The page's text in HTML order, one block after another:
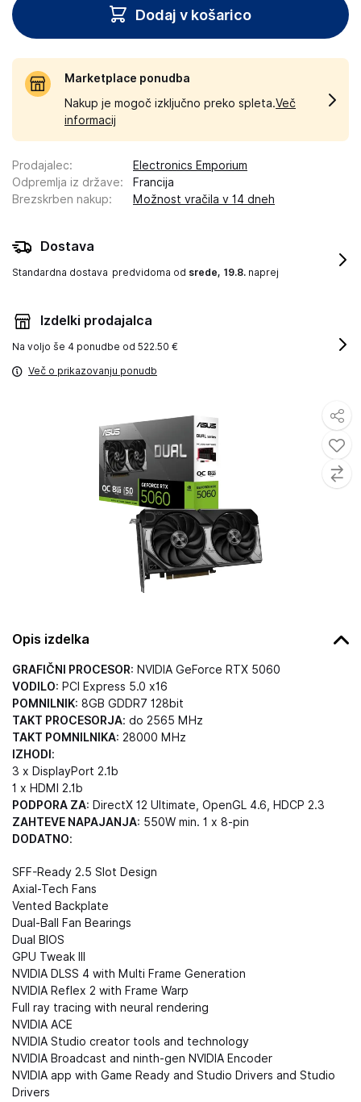
Opis izdelka
GRAFIČNI PROCESOR: NVIDIA GeForce RTX 5060
VODILO: PCI Express 5.0 x16
POMNILNIK: 8GB GDDR7 128bit
TAKT PROCESORJA: do 2565 MHz
TAKT POMNILNIKA: 28000 MHz
IZHODI :
3 x DisplayPort 2.1b
1 x HDMI 2.1b
PODPORA ZA: DirectX 12 Ultimate , OpenGL 4.6, HDCP 2.3
ZAHTEVE NAPAJANJA: 550W min. 1 x 8-pin
DODATNO:
SFF-Ready 2.5 Slot Design
Axial-Tech Fans
Vented Backplate
Dual-Ball Fan Bearings
Dual BIOS
GPU Tweak III
NVIDIA DLSS 4 with Multi Frame Generation
NVIDIA Reflex 2 with Frame Warp
Full ray tracing with neural rendering
NVIDIA ACE
NVIDIA Studio creator tools and technology
NVIDIA Broadcast and ninth-gen NVIDIA Encoder
NVIDIA app with Game Ready and Studio Drivers and Studio
Drivers
Dodaj v košarico
Marketplace ponudba
Nakup je mogoč izključno preko spleta.Več
informacij
Prodajalec:
Electronics Emporium
Odpremlja iz države:
Francija
Brezskrben nakup: Možnost vračila v 14 dneh
Dostava
Standardna dostava predvidoma od srede, 19.8. naprej
Izdelki prodajalca
Na voljo še 4 ponudbe od 522.50 €
Več o prikazovanju ponudb